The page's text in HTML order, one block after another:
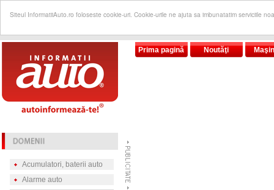
Siteul InformatiiAuto.ro foloseste cookie-uri. Cookie-urile ne ajuta sa imbunatatim serviciile
Prima pagină Noutăţi
Acumulatori, baterii auto
Alarme auto